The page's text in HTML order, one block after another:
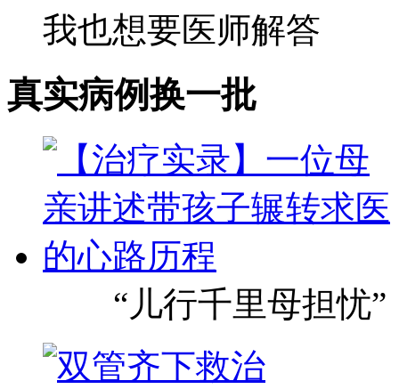
我也想要医师解答
真实病例换一批
“儿行千里母担忧”